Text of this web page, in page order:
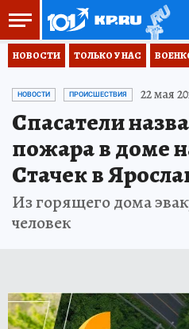
НОВОСТИ ТОЛЬКО У НАС
НОВОСТИ ПРОИСШЕСТВИЯ 22 мая
Спасатели
пожара в доме
Стачек в
Из горящего дома
человек